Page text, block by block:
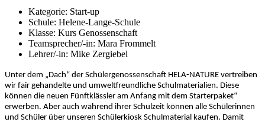
Kategorie: Start-up
Schule: Helene-Lange-Schule
Klasse: Kurs Genossenschaft
Teamsprecher/-in: Mara Frommelt
Lehrer/-in: Mike Zergiebel
Unter dem „Dach“ der Schülergenossenschaft HELA-NATURE vertreiben
wir fair gehandelte und umweltfreundliche Schulmaterialien. Diese
können die neuen Fünftklässler am Anfang mit dem Starterpaket“
erwerben. Aber auch während ihrer Schulzeit können alle Schülerinnen
und Schüler über unseren Schülerkiosk Schulmaterial kaufen. Damit